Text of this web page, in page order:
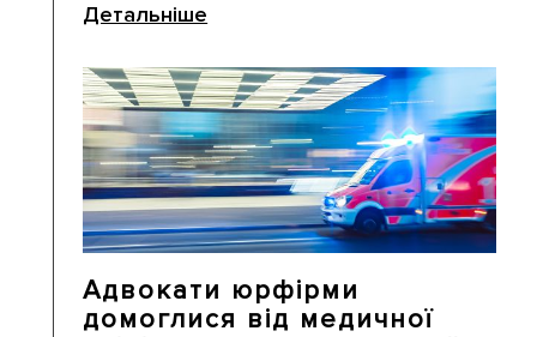
Детальніше
Адвокати юрфірми
домоглися від медичної